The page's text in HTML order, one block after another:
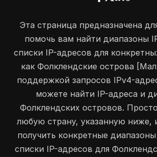
Эта страница предназначена
помочь вам найти диапазоны
списки IP-адресов для
как Фолклендские острова
поддержкой запросов IPv4-
можете найти IP-адреса и
Фолклендских островов.
любую страну, указанную ниже,
получить конкретные
списки IP-адресов для